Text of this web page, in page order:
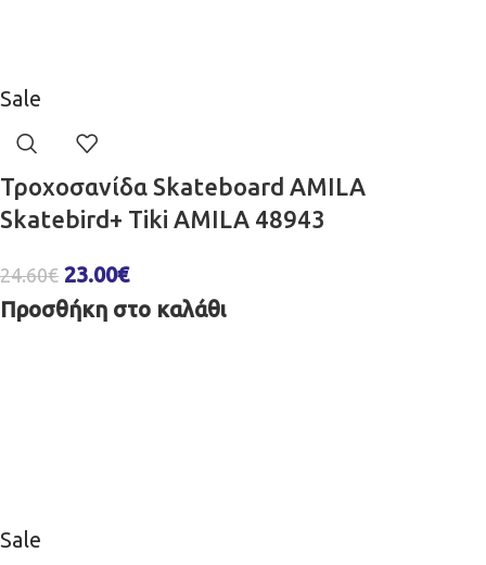
Sale
Τροχοσανίδα Skateboard AMILA
Skatebird+ Tiki AMILA 48943
24.60€ 23.00€
Προσθήκη στο καλάθι
Sale